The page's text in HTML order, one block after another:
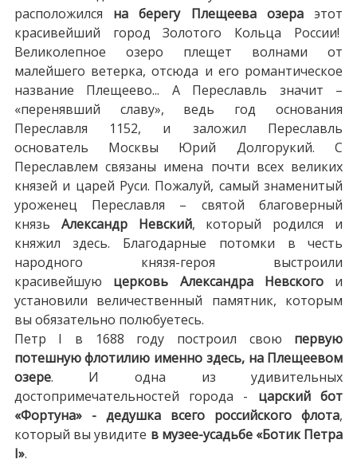
расположился на берегу Плещеева озера этот
красивейший город Золотого Кольца России!
Великолепное озеро плещет волнами от
малейшего ветерка, отсюда и его романтическое
название Плещеево... А Переславль значит –
«перенявший славу», ведь год основания
Переславля 1152, и заложил Переславль
основатель Москвы Юрий Долгорукий. С
Переславлем связаны имена почти всех великих
князей и царей Руси. Пожалуй, самый знаменитый
уроженец Переславля – святой благоверный
князь Александр Невский, который родился и
княжил здесь. Благодарные потомки в честь
народного князя-героя выстроили
красивейшую церковь Александра Невскогои
установили величественный памятник, которым
вы обязательно полюбуетесь.
Петр I в 1688 году построил свою первую
потешную флотилию именно здесь, на Плещеевом
озере. И одна из удивительных
достопримечательностей города - царский бот
«Фортуна» - дедушка всего российского флота,
который вы увидите в музее-усадьбе «Ботик Петра
I».